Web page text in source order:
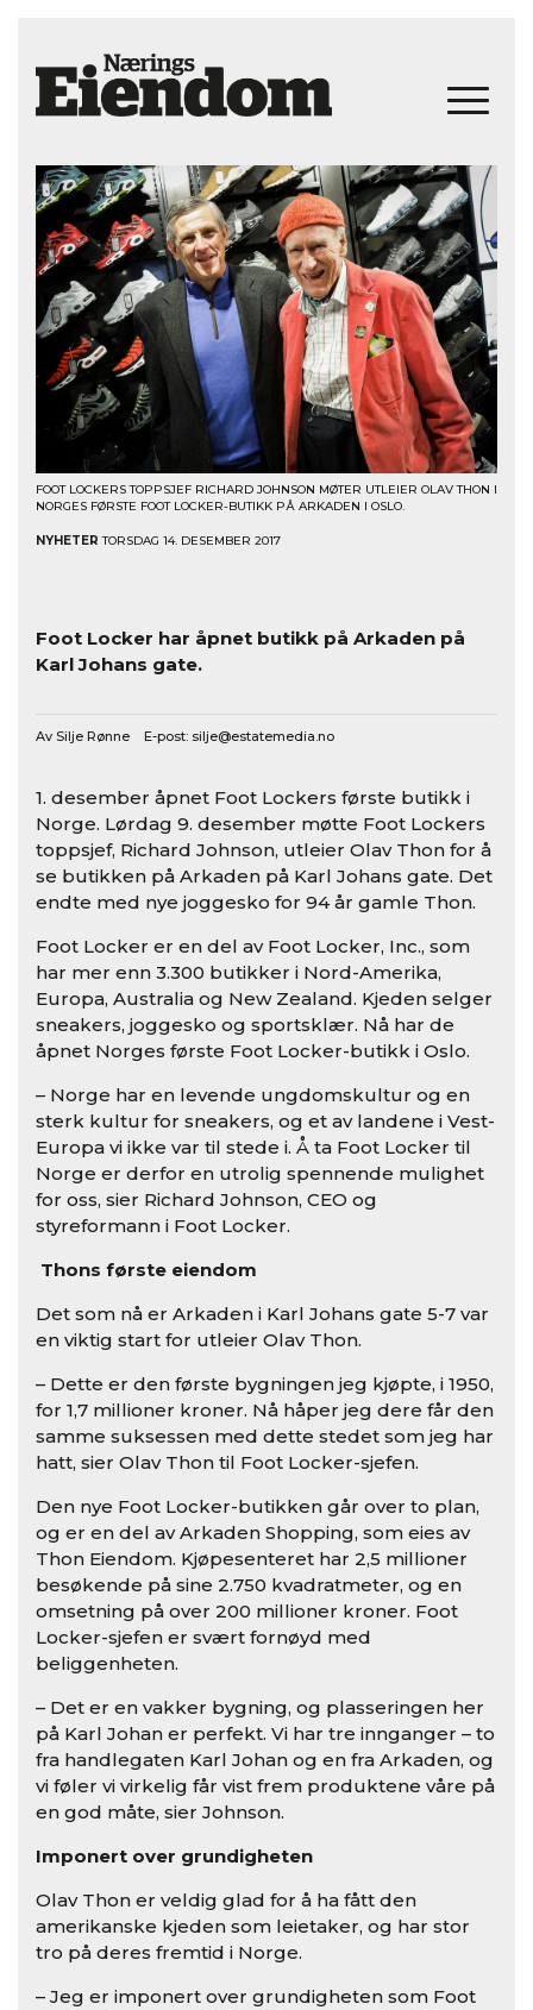
FOOT LOCKERS TOPPSJEF RICHARD JOHNSON MØTER UTLEIER OLAV THON I
NORGES FØRSTE FOOT LOCKER-BUTIKK PÅ ARKADEN I OSLO.
NYHETER TORSDAG 14. DESEMBER 2017
Foot Locker har åpnet butikk på Arkaden på
Karl Johans gate.
Av Silje Rønne E-post: silje@estatemedia.no
1. desember åpnet Foot Lockers første butikk i
Norge. Lørdag 9. desember møtte Foot Lockers
toppsjef, Richard Johnson, utleier Olav Thon for å
se butikken på Arkaden på Karl Johans gate. Det
endte med nye joggesko for 94 år gamle Thon.
Foot Locker er en del av Foot Locker, Inc., som
har mer enn 3.300 butikker i Nord-Amerika,
Europa, Australia og New Zealand. Kjeden selger
sneakers, joggesko og sportsklær. Nå har de
åpnet Norges første Foot Locker-butikk i Oslo.
– Norge har en levende ungdomskultur og en
sterk kultur for sneakers, og et av landene i Vest-
Europa vi ikke var til stede i. Å ta Foot Locker til
Norge er derfor en utrolig spennende mulighet
for oss, sier Richard Johnson, CEO og
styreformann i Foot Locker.
Thons første eiendom
Det som nå er Arkaden i Karl Johans gate 5-7 var
en viktig start for utleier Olav Thon.
– Dette er den første bygningen jeg kjøpte, i 1950,
for 1,7 millioner kroner. Nå håper jeg dere får den
samme suksessen med dette stedet som jeg har
hatt, sier Olav Thon til Foot Locker-sjefen.
Den nye Foot Locker-butikken går over to plan,
og er en del av Arkaden Shopping, som eies av
Thon Eiendom. Kjøpesenteret har 2,5 millioner
besøkende på sine 2.750 kvadratmeter, og en
omsetning på over 200 millioner kroner. Foot
Locker-sjefen er svært fornøyd med
beliggenheten.
– Det er en vakker bygning, og plasseringen her
på Karl Johan er perfekt. Vi har tre innganger – to
fra handlegaten Karl Johan og en fra Arkaden, og
vi føler vi virkelig får vist frem produktene våre på
en god måte, sier Johnson.
Imponert over grundigheten
Olav Thon er veldig glad for å ha fått den
amerikanske kjeden som leietaker, og har stor
tro på deres fremtid i Norge.
– Jeg er imponert over grundigheten som Foot